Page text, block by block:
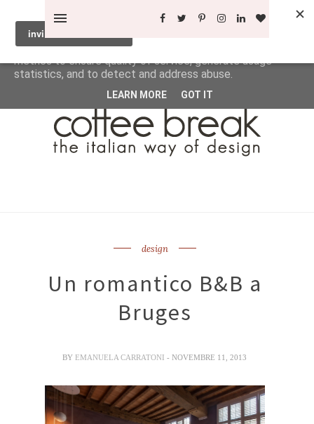
design
Un romantico B&B a
Bruges
BY EMANUELA CARRATONI- NOVEMBRE 11, 2013
This site uses cookies from Google to deliver its services
and to analyze traffic. Your IP address and user-agent are
shared with Google along with performance and security
metrics to ensure quality of service, generate usage
statistics, and to detect and address abuse.
LEARN MORE GOT IT